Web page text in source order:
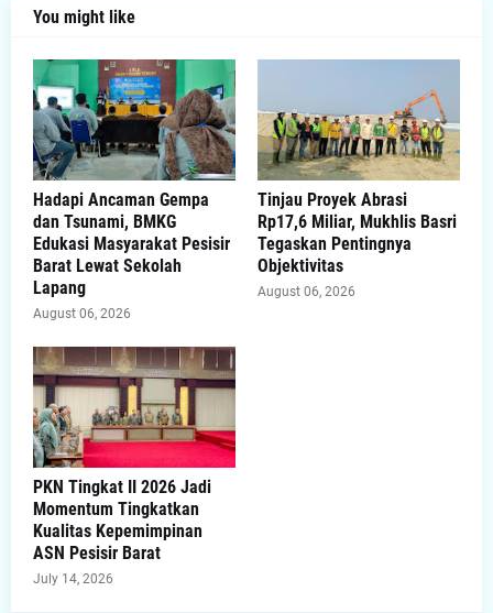
You might like
Hadapi Ancaman Gempa
dan Tsunami, BMKG
Edukasi Masyarakat Pesisir
Barat Lewat Sekolah
Lapang
August 06, 2026
Tinjau Proyek Abrasi
Rp17,6 Miliar, Mukhlis Basri
Tegaskan Pentingnya
Objektivitas
August 06, 2026
PKN Tingkat II 2026 Jadi
Momentum Tingkatkan
Kualitas Kepemimpinan
ASN Pesisir Barat
July 14, 2026